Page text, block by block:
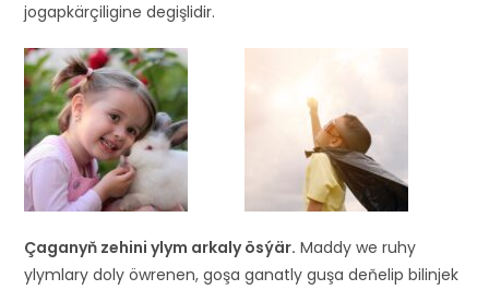
jogapkärçiligine degişlidir.
Çaganyň zehini ylym arkaly ösýär. Maddy we ruhy
ylymlary doly öwrenen, goşa ganatly guşa deňelip bilinjek